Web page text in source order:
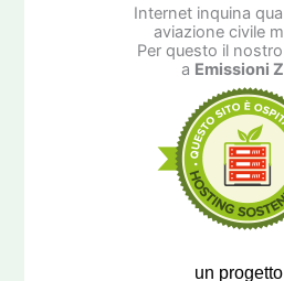
Internet inquina
aviazione civile
Per questo il
a Emissioni
un